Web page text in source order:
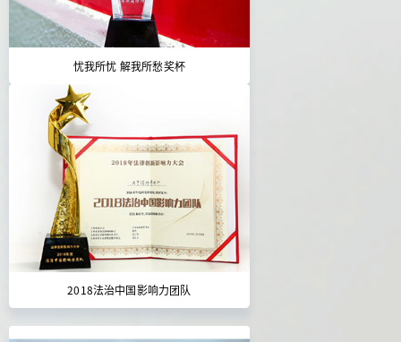
忧我所忧 解我所愁奖杯
2018法治中国影响力团队